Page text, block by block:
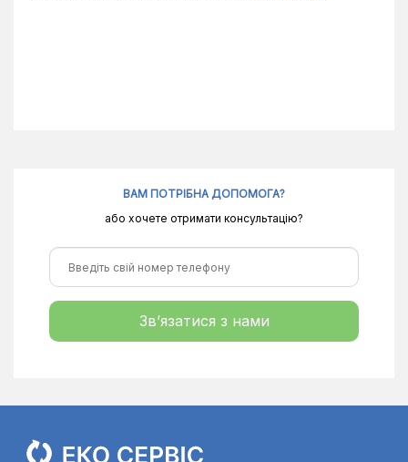
ВАМ ПОТРІБНА ДОПОМОГА?
або хочете отримати консультацію?
Зв’язатися з нами